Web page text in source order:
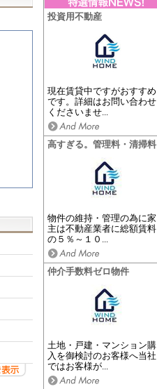
投資用不動産
現在賃貸中ですがおすすめ
です。詳細はお問い合わせ
くださいませ...
高すぎる。管理料・清掃料
物件の維持・管理の為に家
主は不動産業者に総額賃料
の５％～１０...
仲介手数料ゼロ物件
土地・戸建・マンション購
入を御検討のお客様へ当社
ではお客様が...